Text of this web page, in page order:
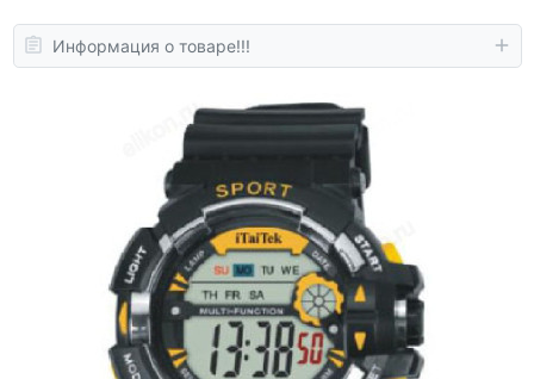
Информация о товаре!!!